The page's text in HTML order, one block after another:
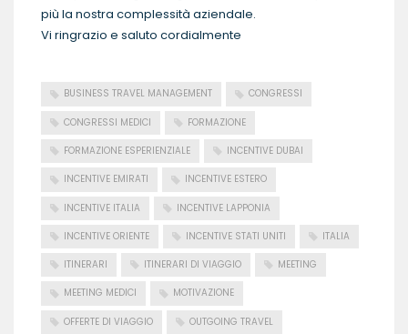
più la nostra complessità aziendale.
Vi ringrazio e saluto cordialmente
BUSINESS TRAVEL MANAGEMENT CONGRESSI
CONGRESSI MEDICI FORMAZIONE
FORMAZIONE ESPERIENZIALE INCENTIVE DUBAI
INCENTIVE EMIRATI INCENTIVE ESTERO
INCENTIVE ITALIA INCENTIVE LAPPONIA
INCENTIVE ORIENTE INCENTIVE STATI UNITI ITALIA
ITINERARI ITINERARI DI VIAGGIO MEETING
MEETING MEDICI MOTIVAZIONE
OFFERTE DI VIAGGIO OUTGOING TRAVEL